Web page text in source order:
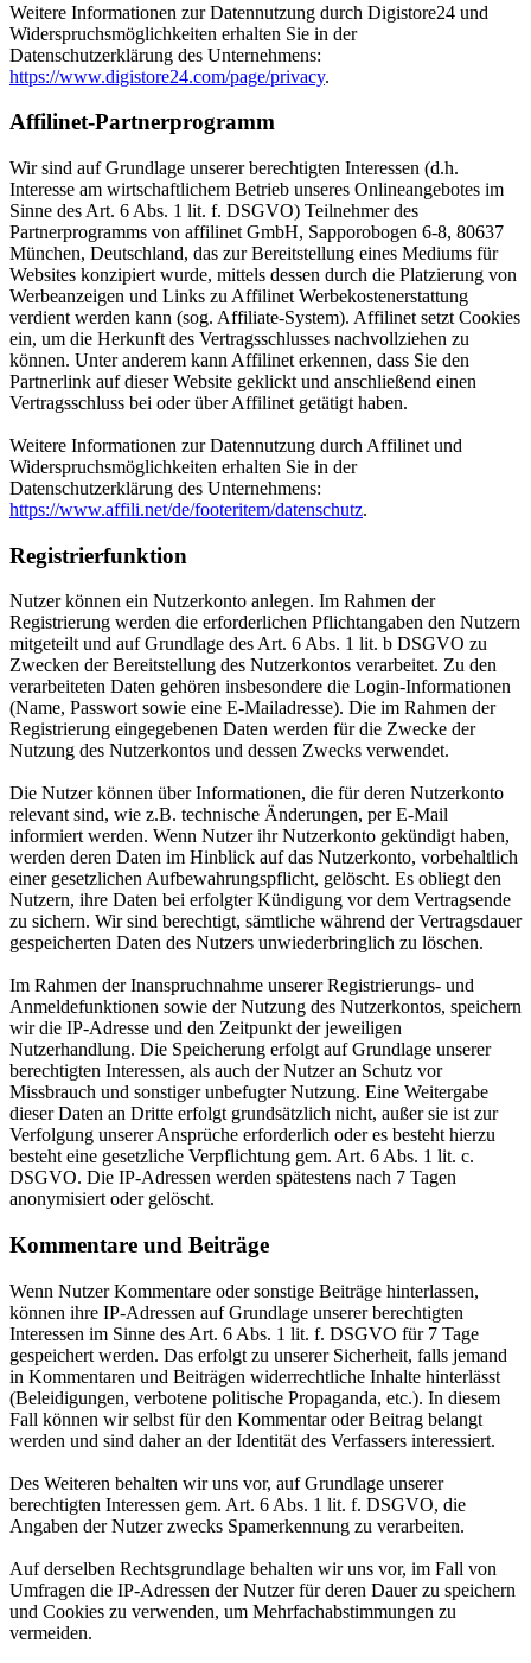
Weitere Informationen zur Datennutzung durch Digistore24 und
Widerspruchsmöglichkeiten erhalten Sie in der
Datenschutzerklärung des Unternehmens:
https://www.digistore24.com/page/privacy.
Affilinet-Partnerprogramm
Wir sind auf Grundlage unserer berechtigten Interessen (d.h.
Interesse am wirtschaftlichem Betrieb unseres Onlineangebotes im
Sinne des Art. 6 Abs. 1 lit. f. DSGVO) Teilnehmer des
Partnerprogramms von affilinet GmbH, Sapporobogen 6-8, 80637
München, Deutschland, das zur Bereitstellung eines Mediums für
Websites konzipiert wurde, mittels dessen durch die Platzierung von
Werbeanzeigen und Links zu Affilinet Werbekostenerstattung
verdient werden kann (sog. Affiliate-System). Affilinet setzt Cookies
ein, um die Herkunft des Vertragsschlusses nachvollziehen zu
können. Unter anderem kann Affilinet erkennen, dass Sie den
Partnerlink auf dieser Website geklickt und anschließend einen
Vertragsschluss bei oder über Affilinet getätigt haben.
Weitere Informationen zur Datennutzung durch Affilinet und
Widerspruchsmöglichkeiten erhalten Sie in der
Datenschutzerklärung des Unternehmens:
https://www.affili.net/de/footeritem/datenschutz.
Registrierfunktion
Nutzer können ein Nutzerkonto anlegen. Im Rahmen der
Registrierung werden die erforderlichen Pflichtangaben den Nutzern
mitgeteilt und auf Grundlage des Art. 6 Abs. 1 lit. b DSGVO zu
Zwecken der Bereitstellung des Nutzerkontos verarbeitet. Zu den
verarbeiteten Daten gehören insbesondere die Login-Informationen
(Name, Passwort sowie eine E-Mailadresse). Die im Rahmen der
Registrierung eingegebenen Daten werden für die Zwecke der
Nutzung des Nutzerkontos und dessen Zwecks verwendet.
Die Nutzer können über Informationen, die für deren Nutzerkonto
relevant sind, wie z.B. technische Änderungen, per E-Mail
informiert werden. Wenn Nutzer ihr Nutzerkonto gekündigt haben,
werden deren Daten im Hinblick auf das Nutzerkonto, vorbehaltlich
einer gesetzlichen Aufbewahrungspflicht, gelöscht. Es obliegt den
Nutzern, ihre Daten bei erfolgter Kündigung vor dem Vertragsende
zu sichern. Wir sind berechtigt, sämtliche während der Vertragsdauer
gespeicherten Daten des Nutzers unwiederbringlich zu löschen.
Im Rahmen der Inanspruchnahme unserer Registrierungs- und
Anmeldefunktionen sowie der Nutzung des Nutzerkontos, speichern
wir die IP-Adresse und den Zeitpunkt der jeweiligen
Nutzerhandlung. Die Speicherung erfolgt auf Grundlage unserer
berechtigten Interessen, als auch der Nutzer an Schutz vor
Missbrauch und sonstiger unbefugter Nutzung. Eine Weitergabe
dieser Daten an Dritte erfolgt grundsätzlich nicht, außer sie ist zur
Verfolgung unserer Ansprüche erforderlich oder es besteht hierzu
besteht eine gesetzliche Verpflichtung gem. Art. 6 Abs. 1 lit. c.
DSGVO. Die IP-Adressen werden spätestens nach 7 Tagen
anonymisiert oder gelöscht.
Kommentare und Beiträge
Wenn Nutzer Kommentare oder sonstige Beiträge hinterlassen,
können ihre IP-Adressen auf Grundlage unserer berechtigten
Interessen im Sinne des Art. 6 Abs. 1 lit. f. DSGVO für 7 Tage
gespeichert werden. Das erfolgt zu unserer Sicherheit, falls jemand
in Kommentaren und Beiträgen widerrechtliche Inhalte hinterlässt
(Beleidigungen, verbotene politische Propaganda, etc.). In diesem
Fall können wir selbst für den Kommentar oder Beitrag belangt
werden und sind daher an der Identität des Verfassers interessiert.
Des Weiteren behalten wir uns vor, auf Grundlage unserer
berechtigten Interessen gem. Art. 6 Abs. 1 lit. f. DSGVO, die
Angaben der Nutzer zwecks Spamerkennung zu verarbeiten.
Auf derselben Rechtsgrundlage behalten wir uns vor, im Fall von
Umfragen die IP-Adressen der Nutzer für deren Dauer zu speichern
und Cookies zu verwenden, um Mehrfachabstimmungen zu
vermeiden.